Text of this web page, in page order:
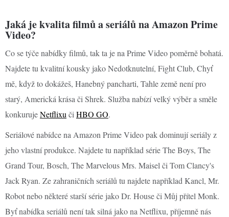
Jaká je kvalita filmů a seriálů na Amazon Prime
Video?
Co se týče nabídky filmů, tak ta je na Prime Video poměrně bohatá.
Najdete tu kvalitní kousky jako Nedotknutelní, Fight Club, Chyť
mě, když to dokážeš, Hanebný pancharti, Tahle země není pro
starý, Americká krása či Shrek. Služba nabízí velký výběr a směle
konkurujeNetflixu či HBO GO.
Seriálové nabídce na Amazon Prime Video pak dominují seriály z
jeho vlastní produkce. Najdete tu například série The Boys, The
Grand Tour, Bosch, The Marvelous Mrs. Maisel či Tom Clancy's
Jack Ryan. Ze zahraničních seriálů tu najdete například Kancl, Mr.
Robot nebo některé starší série jako Dr. House či Můj přítel Monk.
Byť nabídka seriálů není tak silná jako na Netflixu, příjemně nás